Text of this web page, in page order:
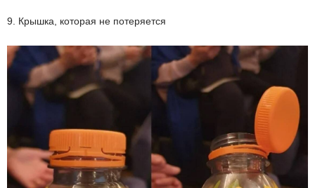
9. Крышка, которая не потеряется